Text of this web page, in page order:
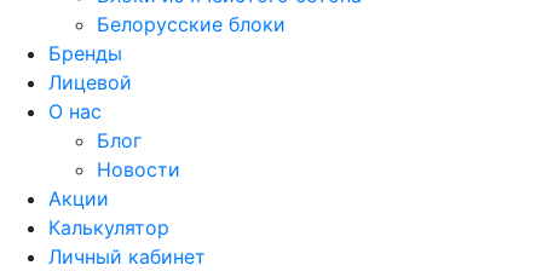
Белорусские блоки
Бренды
Лицевой
О нас
Блог
Новости
Акции
Калькулятор
Личный кабинет